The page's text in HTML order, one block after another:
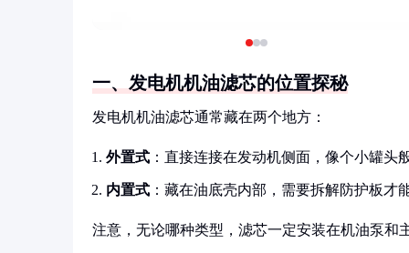
一、发电机机油滤芯的位置探秘
发电机机油滤芯通常藏在两个地方：
外置式 ：直接连接在发动机侧面，像个小罐头
内置式 ：藏在油底壳内部，需要拆解防护板才
注意，无论哪种类型，滤芯一定安装在机油泵和